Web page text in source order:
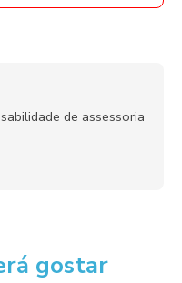
de assessoria
gostar